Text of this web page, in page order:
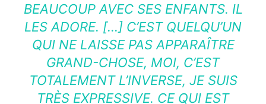
BEAUCOUP AVEC SES ENFANTS. IL
LES ADORE. […] C’EST QUELQU’UN
QUI NE LAISSE PAS APPARAÎTRE
GRAND-CHOSE, MOI, C’EST
TOTALEMENT L’INVERSE, JE SUIS
TRÈS EXPRESSIVE. CE QUI EST